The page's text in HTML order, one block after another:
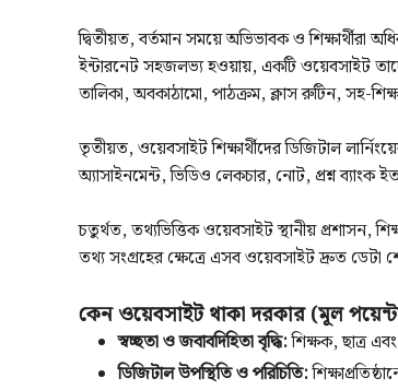
দ্বিতীয়ত, বর্তমান সময়ে অভিভাবক ও
ইন্টারনেট সহজলভ্য হওয়ায়, একটি ওয়েবসাইট
তালিকা, অবকাঠামো, পাঠক্রম, ক্লাস রুটিন, সহ-
তৃতীয়ত, ওয়েবসাইট শিক্ষার্থীদের ডিজিটাল
অ্যাসাইনমেন্ট, ভিডিও লেকচার, নোট, প্রশ্ন ব্যাংক
চতুর্থত, তথ্যভিত্তিক ওয়েবসাইট স্থানীয় প্রশাসন,
তথ্য সংগ্রহের ক্ষেত্রে এসব ওয়েবসাইট দ্রুত ডেটা
কেন ওয়েবসাইট থাকা দরকার (মূল
স্বচ্ছতা ও জবাবদিহিতা বৃদ্ধি:শিক্ষক, ছাত্র
ডিজিটাল উপস্থিতি ও পরিচিতি: